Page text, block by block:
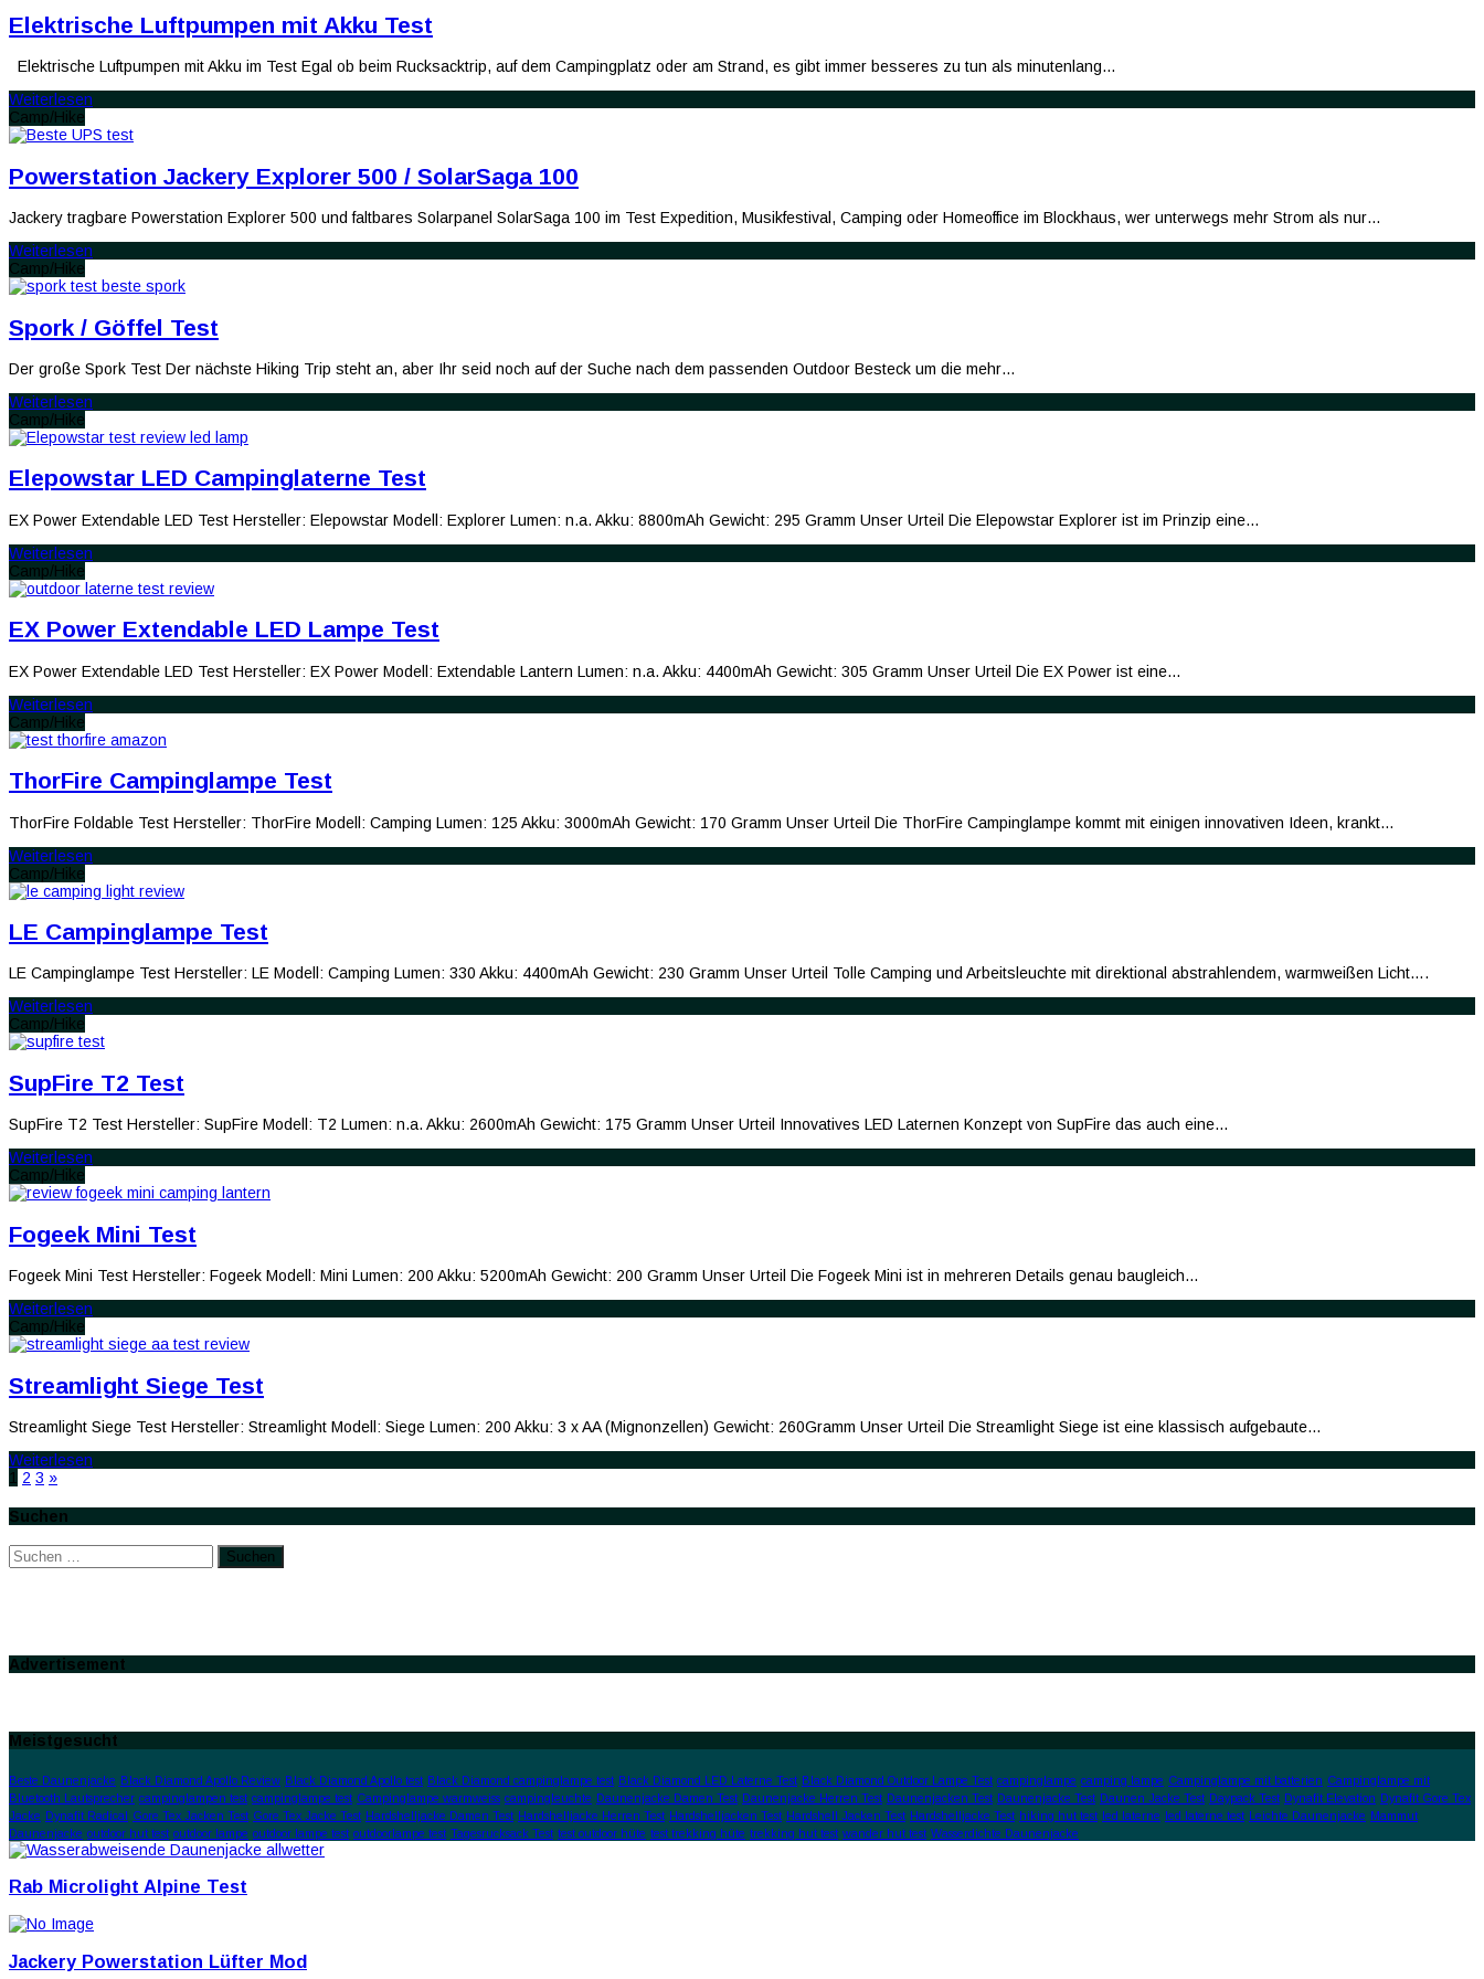
Elektrische Luftpumpen mit Akku Test
Elektrische Luftpumpen mit Akku im Test Egal ob beim Rucksacktrip, auf dem Campingplatz oder am Strand, es gibt immer besseres zu tun als minutenlang…
Weiterlesen
Camp/Hike
Powerstation Jackery Explorer 500 / SolarSaga 100
Jackery tragbare Powerstation Explorer 500 und faltbares Solarpanel SolarSaga 100 im Test Expedition, Musikfestival, Camping oder Homeoffice im Blockhaus, wer unterwegs mehr Strom als nur…
Weiterlesen
Camp/Hike
Spork / Göffel Test
Der große Spork Test Der nächste Hiking Trip steht an, aber Ihr seid noch auf der Suche nach dem passenden Outdoor Besteck um die mehr…
Weiterlesen
Camp/Hike
Elepowstar LED Campinglaterne Test
EX Power Extendable LED Test Hersteller: Elepowstar Modell: Explorer Lumen: n.a. Akku: 8800mAh Gewicht: 295 Gramm Unser Urteil Die Elepowstar Explorer ist im Prinzip eine…
Weiterlesen
Camp/Hike
EX Power Extendable LED Lampe Test
EX Power Extendable LED Test Hersteller: EX Power Modell: Extendable Lantern Lumen: n.a. Akku: 4400mAh Gewicht: 305 Gramm Unser Urteil Die EX Power ist eine…
Weiterlesen
Camp/Hike
ThorFire Campinglampe Test
ThorFire Foldable Test Hersteller: ThorFire Modell: Camping Lumen: 125 Akku: 3000mAh Gewicht: 170 Gramm Unser Urteil Die ThorFire Campinglampe kommt mit einigen innovativen Ideen, krankt…
Weiterlesen
Camp/Hike
LE Campinglampe Test
LE Campinglampe Test Hersteller: LE Modell: Camping Lumen: 330 Akku: 4400mAh Gewicht: 230 Gramm Unser Urteil Tolle Camping und Arbeitsleuchte mit direktional abstrahlendem, warmweißen Licht….
Weiterlesen
Camp/Hike
SupFire T2 Test
SupFire T2 Test Hersteller: SupFire Modell: T2 Lumen: n.a. Akku: 2600mAh Gewicht: 175 Gramm Unser Urteil Innovatives LED Laternen Konzept von SupFire das auch eine…
Weiterlesen
Camp/Hike
Fogeek Mini Test
Fogeek Mini Test Hersteller: Fogeek Modell: Mini Lumen: 200 Akku: 5200mAh Gewicht: 200 Gramm Unser Urteil Die Fogeek Mini ist in mehreren Details genau baugleich…
Weiterlesen
Camp/Hike
Streamlight Siege Test
Streamlight Siege Test Hersteller: Streamlight Modell: Siege Lumen: 200 Akku: 3 x AA (Mignonzellen) Gewicht: 260Gramm Unser Urteil Die Streamlight Siege ist eine klassisch aufgebaute…
Weiterlesen
1 2 3 »
Suchen
Suchen
nach:
Advertisement
Meistgesucht
Beste Daunenjacke Black Diamond Apollo Review Black Diamond Apollo test Black Diamond campinglampe test Black Diamond LED Laterne Test Black Diamond Outdoor Lampe Test campinglampe camping lampe Campinglampe mit batterien Campinglampe mit
Bluetooth Lautsprecher campinglampen test campinglampe test Campinglampe warmweiss campingleuchte Daunenjacke Damen Test Daunenjacke Herren Test Daunenjacken Test Daunenjacke Test Daunen Jacke Test Daypack Test Dynafit Elevation Dynafit Gore Tex
Jacke Dynafit Radical Gore Tex Jacken Test Gore Tex Jacke Test Hardshelljacke Damen Test Hardshelljacke Herren Test Hardshelljacken Test Hardshell Jacken Test Hardshelljacke Test hiking hut test led laterne led laterne test Leichte Daunenjacke Mammut
Daunenjacke outdoor hut test outdoor lampe outdoor lampe test outdoorlampe test Tagesrucksack Test test outdoor hüte test trekking hüte trekking hut test wander hut test Wasserdichte Daunenjacke
Rab Microlight Alpine Test
Jackery Powerstation Lüfter Mod